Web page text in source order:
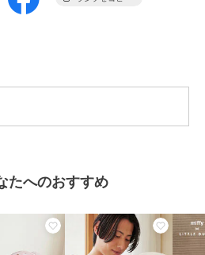
ﾎﾟﾝ
きます。（＋、ーに注意してくださ
ポケット内、スペーサーの上に重ねて
ブルが通っていることを確認しま
たへのおすすめ